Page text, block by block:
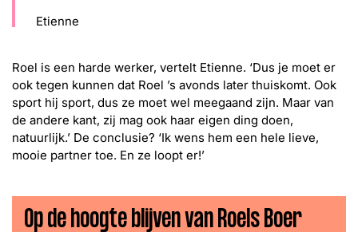
Etienne
Roel is een harde werker, vertelt Etienne. ‘Dus je moet er
ook tegen kunnen dat Roel ’s avonds later thuiskomt. Ook
sport hij sport, dus ze moet wel meegaand zijn. Maar van
de andere kant, zij mag ook haar eigen ding doen,
natuurlijk.’ De conclusie? ‘Ik wens hem een hele lieve,
mooie partner toe. En ze loopt er!’
Op de hoogte blijven van Roels Boer